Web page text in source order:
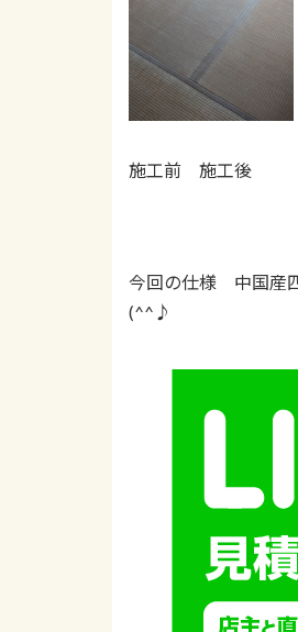
施工前 施工後
今回の仕様 中国産
(^^♪